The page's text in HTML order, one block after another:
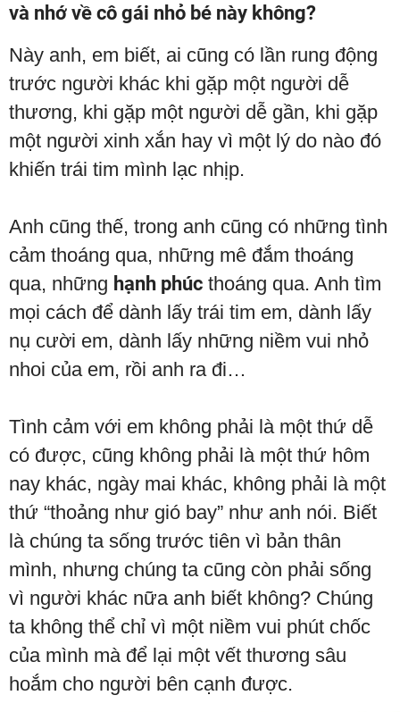
và nhớ về cô gái nhỏ bé này không?
Này anh, em biết, ai cũng có lần rung động
trước người khác khi gặp một người dễ
thương, khi gặp một người dễ gần, khi gặp
một người xinh xắn hay vì một lý do nào đó
khiến trái tim mình lạc nhịp.
Anh cũng thế, trong anh cũng có những tình
cảm thoáng qua, những mê đắm thoáng
qua, những hạnh phúc thoáng qua. Anh tìm
mọi cách để dành lấy trái tim em, dành lấy
nụ cười em, dành lấy những niềm vui nhỏ
nhoi của em, rồi anh ra đi…
Tình cảm với em không phải là một thứ dễ
có được, cũng không phải là một thứ hôm
nay khác, ngày mai khác, không phải là một
thứ “thoảng như gió bay” như anh nói. Biết
là chúng ta sống trước tiên vì bản thân
mình, nhưng chúng ta cũng còn phải sống
vì người khác nữa anh biết không? Chúng
ta không thể chỉ vì một niềm vui phút chốc
của mình mà để lại một vết thương sâu
hoắm cho người bên cạnh được.